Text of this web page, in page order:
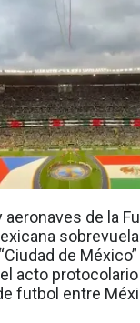
aeronaves de la
de México”
acto protocolario
futbol entre